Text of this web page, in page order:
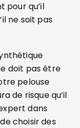
pour qu’il
ne soit pas
doit pas être
pelouse
de risque qu’il
dans
choisir des